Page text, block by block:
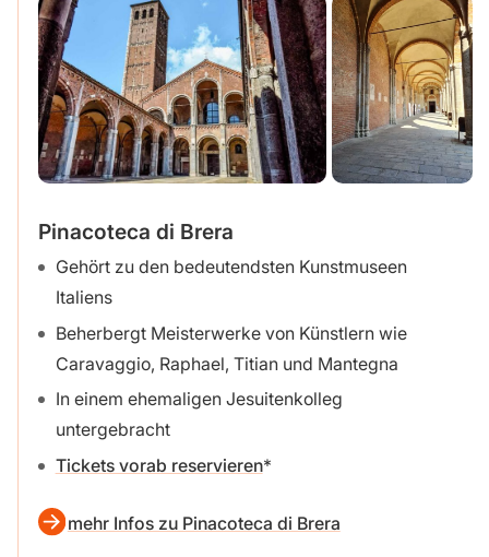
Pinacoteca di Brera
Gehört zu den bedeutendsten Kunstmuseen
Italiens
Beherbergt Meisterwerke von Künstlern wie
Caravaggio, Raphael, Titian und Mantegna
In einem ehemaligen Jesuitenkolleg
untergebracht
Tickets vorab reservieren
mehr Infos zu Pinacoteca di Brera